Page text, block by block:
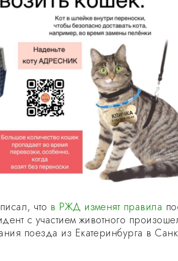
что в РЖД изменят правила
с участием животного
поезда из Екатеринбурга в